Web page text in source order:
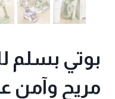
بوتي بسلم
مريح وآمن